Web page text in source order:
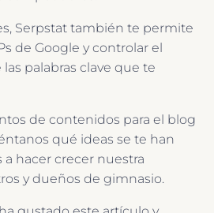
Serpstat también te permite
de Google y controlar el
palabras clave que te
de contenidos para el blog
qué ideas se te han
hacer crecer nuestra
y dueños de gimnasio.